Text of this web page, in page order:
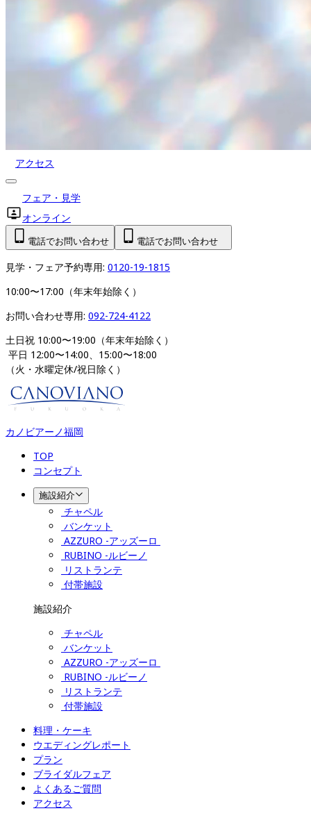
アクセス
フェア・見学
オンライン
電話でお問い合わせ 電話でお問い合わせ
見学・フェア予約専用: 0120-19-1815
10:00〜17:00（年末年始除く）
お問い合わせ専用: 092-724-4122
土日祝 10:00〜19:00（年末年始除く）
平日 12:00〜14:00、15:00〜18:00
（火・水曜定休/祝日除く）
カノビアーノ福岡
TOP
コンセプト
施設紹介
チャペル
バンケット
AZZURO -アッズーロ
RUBINO -ルビーノ
リストランテ
付帯施設
施設紹介
チャペル
バンケット
AZZURO -アッズーロ
RUBINO -ルビーノ
リストランテ
付帯施設
料理・ケーキ
ウエディングレポート
プラン
ブライダルフェア
よくあるご質問
アクセス